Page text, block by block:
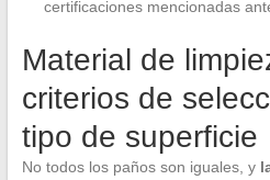
certificaciones mencionadas
Material de
criterios de
tipo de superficie
No todos los paños son iguales, y